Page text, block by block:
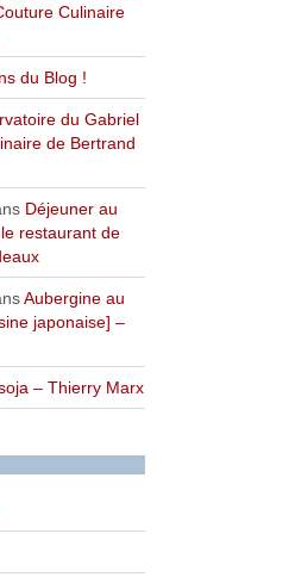
Culinaire
du Blog !
du Gabriel
de Bertrand
Déjeuner au
restaurant de
Aubergine au
japonaise] –
– Thierry Marx